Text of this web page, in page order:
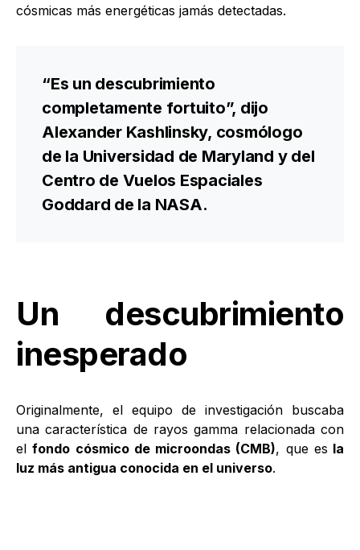
cósmicas más energéticas jamás detectadas.
“Es un descubrimiento
completamente fortuito”, dijo
Alexander Kashlinsky, cosmólogo
de la Universidad de Maryland y del
Centro de Vuelos Espaciales
Goddard de la NASA.
Un descubrimiento
inesperado
Originalmente, el equipo de investigación buscaba
una característica de rayos gamma relacionada con
elfondo cósmico de microondas (CMB), que es la
luz más antigua conocida en el universo.